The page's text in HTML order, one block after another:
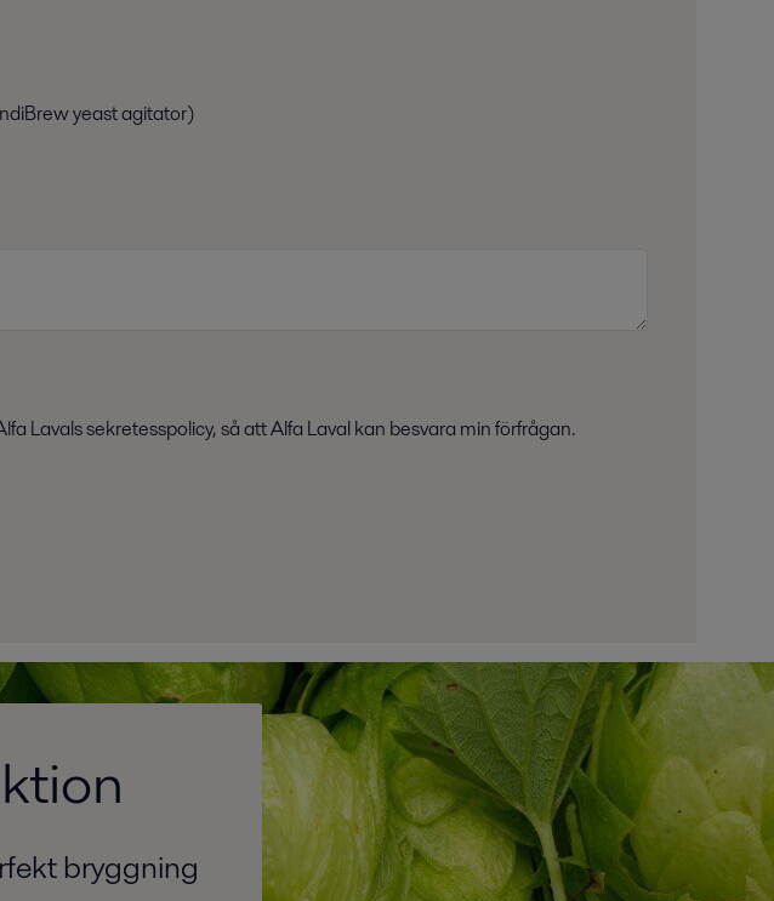
yeast agitator)
Lavals sekretesspolicy, så att Alfa Laval kan besvara min förfrågan.
bryggning